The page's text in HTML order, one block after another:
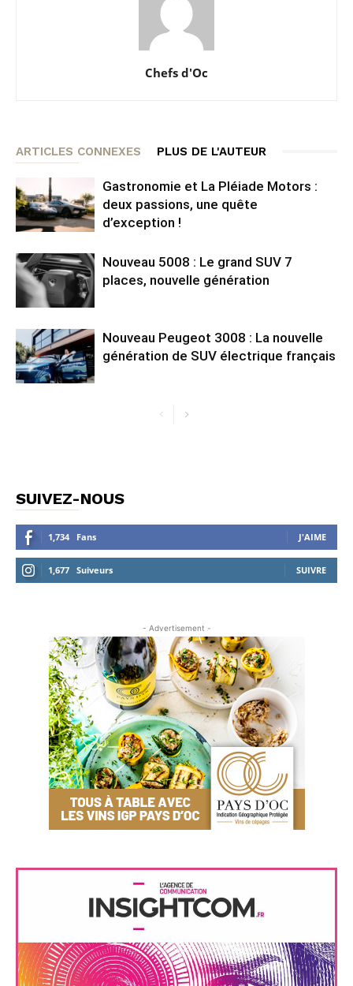
Chefs d'Oc
ARTICLES CONNEXES PLUS DE L'AUTEUR
Gastronomie et La Pléiade Motors :
deux passions, une quête
d’exception !
Nouveau 5008 : Le grand SUV 7
places, nouvelle génération
Nouveau Peugeot 3008 : La nouvelle
génération de SUV électrique français
SUIVEZ-NOUS
1,734 Fans J'AIME
1,677 Suiveurs SUIVRE
- Advertisement -